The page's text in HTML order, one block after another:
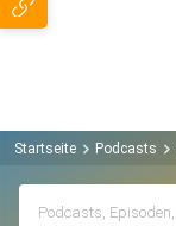
Startseite Podcasts